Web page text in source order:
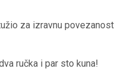
za izravnu povezanost
ručka i par sto kuna!